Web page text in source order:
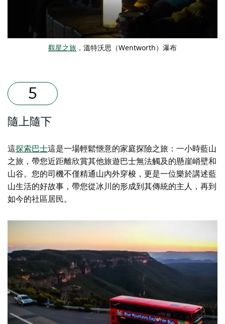
觀星之旅 ，溫特沃思（Wentworth）瀑布
隨上隨下
這探索巴士這是一場輕鬆愜意的家庭探險之旅：一小時藍山
之旅，帶您近距離欣賞其他旅遊巴士無法觸及的懸崖峭壁和
山谷。您的司機不僅精通山內外穿梭，更是一位樂於講述藍
山生活的好故事，帶您從冰川的形成到其傳統的主人，再到
如今的社區居民。